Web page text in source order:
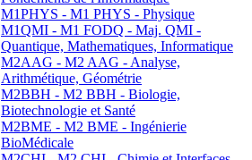
M1PHYS - M1 PHYS - Physique
M1QMI - M1 FODQ - Maj. QMI -
Quantique, Mathematiques, Informatique
M2AAG - M2 AAG - Analyse,
Arithmétique, Géométrie
M2BBH - M2 BBH - Biologie,
Biotechnologie et Santé
M2BME - M2 BME - Ingénierie
BioMédicale